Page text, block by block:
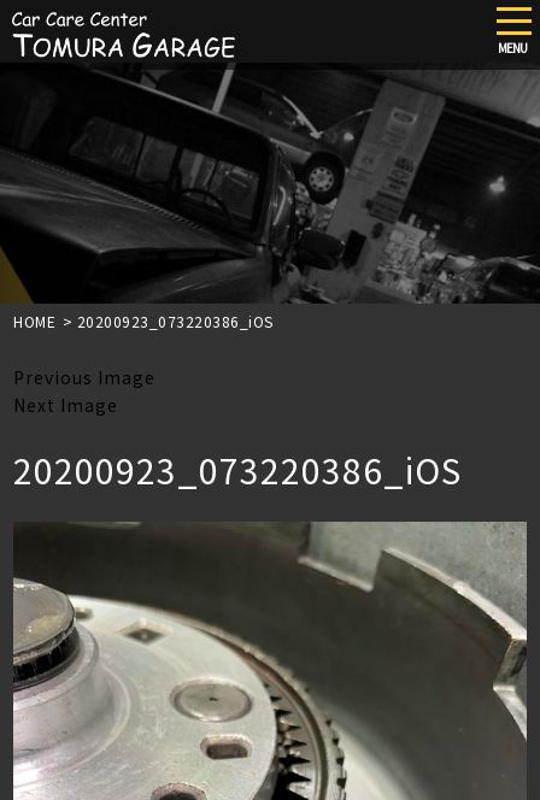
content
MENU
HOME > 20200923_073220386_iOS
Previous Image
Next Image
20200923_073220386_iOS